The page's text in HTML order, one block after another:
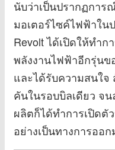
นับว่าเป็นปรากฏการ
มอเตอร์ไซค์ไฟฟ้าใน
Revolt ได้เปิดให้ทำก
พลังงานไฟฟ้าอีกรุ่นข
และได้รับความสนใจ
คันในรอบบิลเดียว จ
ผลิตก็ได้ทำการเปิดตั
อย่างเป็นทางการออก